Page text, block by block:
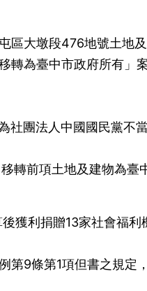
區大墩段476地號土地
轉為臺中市政府所有」
社團法人中國國民黨不
轉前項土地及建物為臺
獲利捐贈13家社會福利
第9條第1項但書之規定